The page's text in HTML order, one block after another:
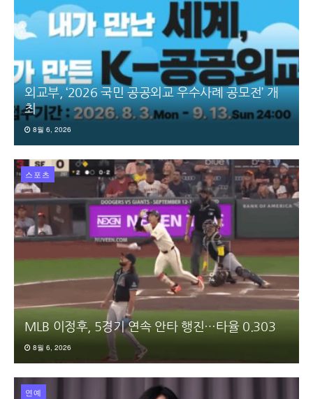
외교부, ‘2026 국민 공공외교 우수사례 공모전’ 개
최
8월 6, 2026
스포츠
MLB 이정후, 5경기 연속 안타 행진…타율 0.303
8월 6, 2026
연예